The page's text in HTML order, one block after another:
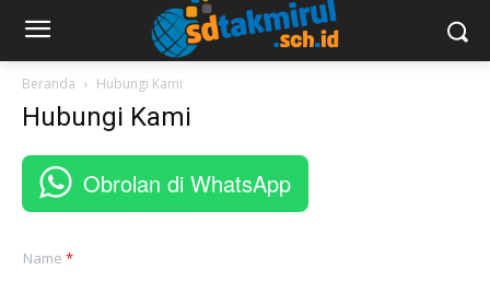
Beranda Hubungi Kami
Hubungi Kami
Obrolan di WhatsApp
Name *